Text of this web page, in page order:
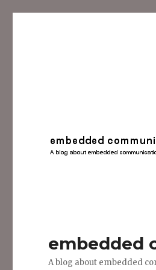
embedded
A blog about embedded